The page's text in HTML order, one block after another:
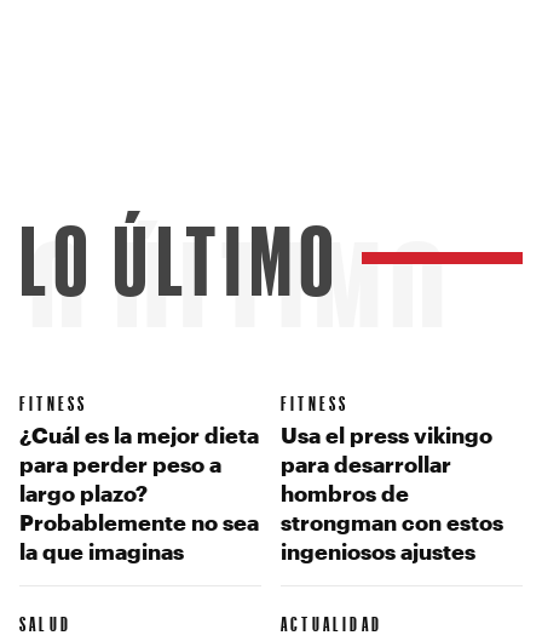
ÚLTIMO
LO ÚLTIMO
FITNESS
¿Cuál es la mejor dieta
para perder peso a
largo plazo?
Probablemente no sea
la que imaginas
FITNESS
Usa el press vikingo
para desarrollar
hombros de
strongman con estos
ingeniosos ajustes
SALUD ACTUALIDAD